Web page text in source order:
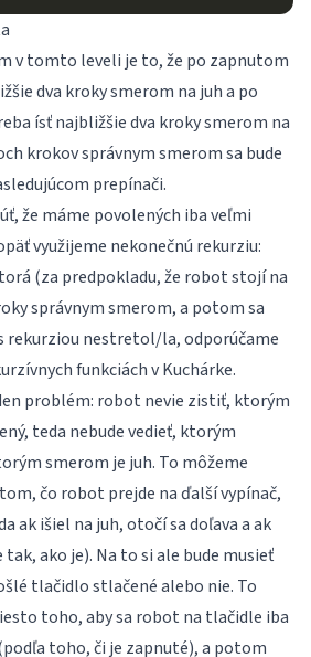
v tomto leveli je to, že po zapnutom
dva kroky smerom na juh a po
ísť najbližšie dva kroky smerom na
krokov správnym smerom sa bude
prepínači.
že máme povolených iba veľmi
využijeme nekonečnú rekurziu:
(za predpokladu, že robot stojí na
správnym smerom, a potom sa
rekurziou nestretol/la, odporúčame
funkciách v Kuchárke.
problém: robot nevie zistiť, ktorým
teda nebude vedieť, ktorým
smerom je juh. To môžeme
čo robot prejde na ďalší vypínač,
ak išiel na juh, otočí sa doľava a ak
ako je). Na to si ale bude musieť
tlačidlo stlačené alebo nie. To
toho, aby sa robot na tlačidle iba
toho, či je zapnuté), a potom